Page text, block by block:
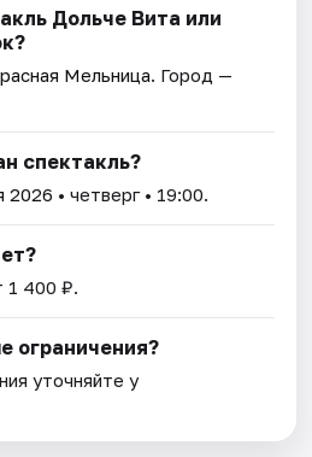
Дольче Вита или
Мельница. Город —
спектакль?
2026 • четверг • 19:00.
1 400 ₽.
ограничения?
уточняйте у